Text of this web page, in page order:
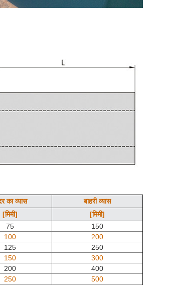
का व्यास
बाहरी व्यास
[मिमी]
[मिमी]
75
150
100
200
125
250
150
300
200
400
250
500